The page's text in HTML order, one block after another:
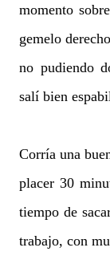
momento
gemelo
no pudiendo
salí bien
Corría una
placer 30
tiempo de
trabajo, con